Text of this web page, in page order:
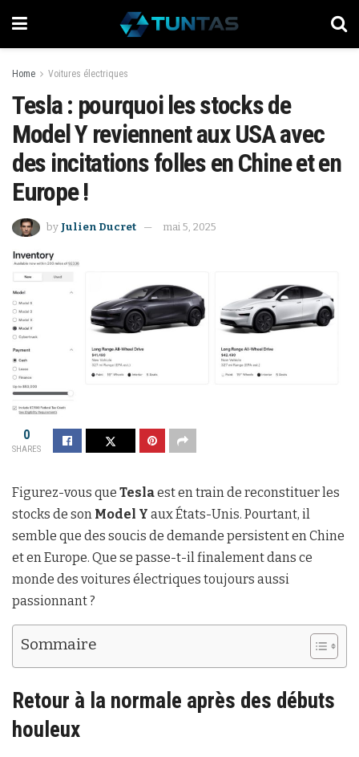
Home Voitures électriques
Tesla : pourquoi les stocks de
Model Y reviennent aux USA avec
des incitations folles en Chine et en
Europe !
by Julien Ducret mai 5, 2025
0
SHARES
Figurez-vous que Teslaest en train de reconstituer les
stocks de son Model Y aux États-Unis. Pourtant, il
semble que des soucis de demande persistent en Chine
et en Europe. Que se passe-t-il finalement dans ce
monde des voitures électriques toujours aussi
passionnant ?
Sommaire
Retour à la normale après des débuts
houleux